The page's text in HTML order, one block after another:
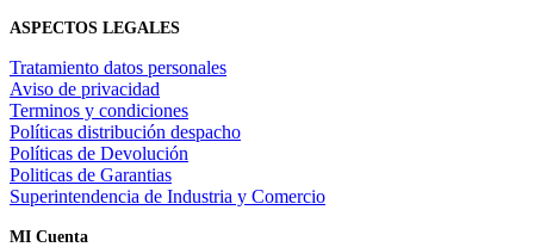
ASPECTOS LEGALES
Tratamiento datos personales
Aviso de privacidad
Terminos y condiciones
Políticas distribución despacho
Políticas de Devolución
Politicas de Garantias
Superintendencia de Industria y Comercio
MI Cuenta